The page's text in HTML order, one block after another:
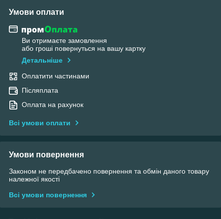
Умови оплати
Ви отримаєте замовлення
або гроші повернуться на вашу картку
Детальніше
Оплатити частинами
Післяплата
Оплата на рахунок
Всі умови оплати
Умови повернення
Законом не передбачено повернення та обмін даного товару
належної якості
Всі умови повернення